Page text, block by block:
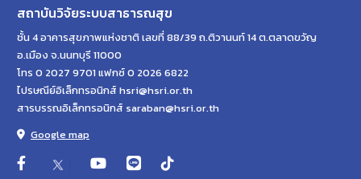
สถาบันวิจัยระบบสาธารณสุข
ชั้น 4 อาคารสุขภาพแห่งชาติ เลขที่ 88/39 ถ.ติวานนท์ 14 ต.ตลาดขวัญ
อ.เมือง จ.นนทบุรี 11000
โทร 0 2027 9701 แฟกซ์ 0 2026 6822
ไปรษณีย์อิเล็กทรอนิกส์ hsri@hsri.or.th
สารบรรณอิเล็กทรอนิกส์ saraban@hsri.or.th
Google map